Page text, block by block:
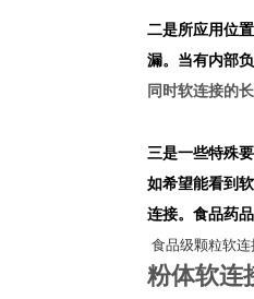
二是所应用位
漏。当有内部
同时软连接的
三是一些特殊
如希望能看到
连接。 食品药
食品级颗粒软
粉体软连